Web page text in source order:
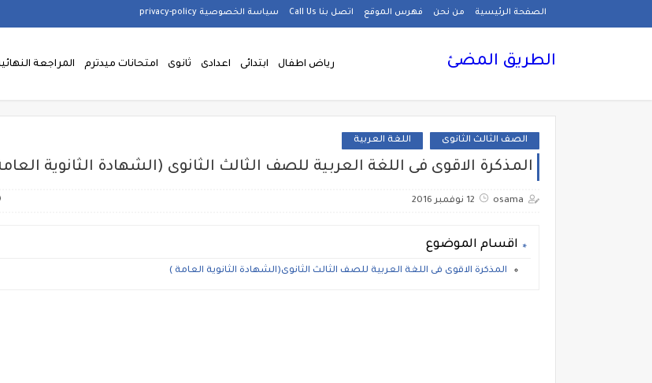
الصفحة الرئيسية من نحن فهرس الموقع اتصل بنا Call Us سياسة الخصوصية privacy-policy
الطريق المضئ رياض اطفال ابتدائى اعدادى ثانوى امتحانات ميدترم المراجعة
الصف الثالث الثانوى اللغة العربية
المذكرة الاقوى فى اللغة العربية للصف الثالث الثانوى (الشهادة الثانوية
osama 12 نوفمبر 2016
اقسام الموضوع
المذكرة الاقوى فى اللغة العربية للصف الثالث الثانوى(الشهادة الثانوية العامة )